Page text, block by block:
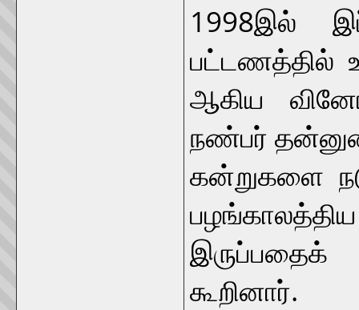
1998இல்
பட்டணத்தில்
ஆகிய
நண்பர்
கன்றுகளை
கூறினார்.